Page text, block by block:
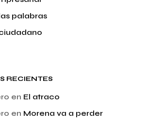
palabras
RECIENTES
en El atraco
en Morena va a perder